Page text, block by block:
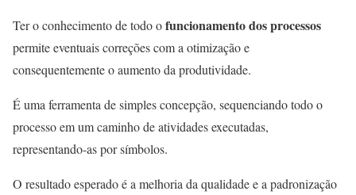
Ter o conhecimento de todo ofuncionamento dos processos
permite eventuais correções com a otimização e
consequentemente o aumento da produtividade.
É uma ferramenta de simples concepção, sequenciando todo o
processo em um caminho de atividades executadas,
representando-as por símbolos.
O resultado esperado é a melhoria da qualidade e a padronização